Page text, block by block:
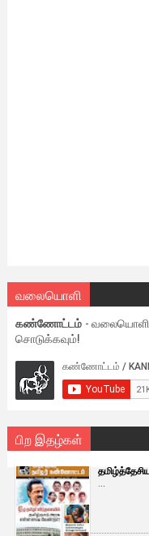
வலையொளி
கண்ணோட்டம் -
சொடுக்கவும்!
பிற இதழ்கள்
...